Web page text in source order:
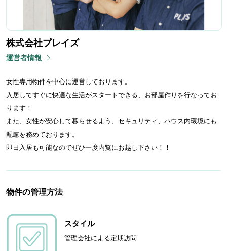
株式会社プレイズ
運営者情報
女性専用物件を中心に運営しております。
入居してすぐに快適な生活がスタートできる、お部屋作りを行なってお
ります！
また、女性が安心して暮らせるよう、セキュリティ、ハウス内環境にも
配慮を務めております。
即日入居も可能なのでぜひ一度内覧にお越し下さい！！
物件の管理方法
スタイル
管理会社による定期訪問